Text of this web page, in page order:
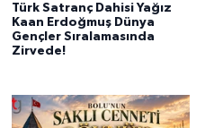
Türk Satranç Dahisi Yağız
Kaan Erdoğmuş Dünya
Gençler Sıralamasında
Zirvede!